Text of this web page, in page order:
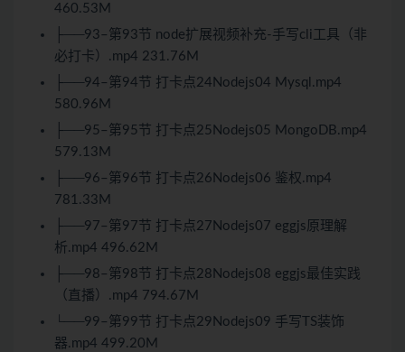
460.53M
├──93–第93节 node扩展视频补充-手写cli工具（非
必打卡）.mp4 231.76M
├──94–第94节 打卡点24Nodejs04 Mysql.mp4
580.96M
├──95–第95节 打卡点25Nodejs05 MongoDB.mp4
579.13M
├──96–第96节 打卡点26Nodejs06 鉴权.mp4
781.33M
├──97–第97节 打卡点27Nodejs07 eggjs原理解
析.mp4 496.62M
├──98–第98节 打卡点28Nodejs08 eggjs最佳实践
（直播）.mp4 794.67M
└──99–第99节 打卡点29Nodejs09 手写TS装饰
器.mp4 499.20M